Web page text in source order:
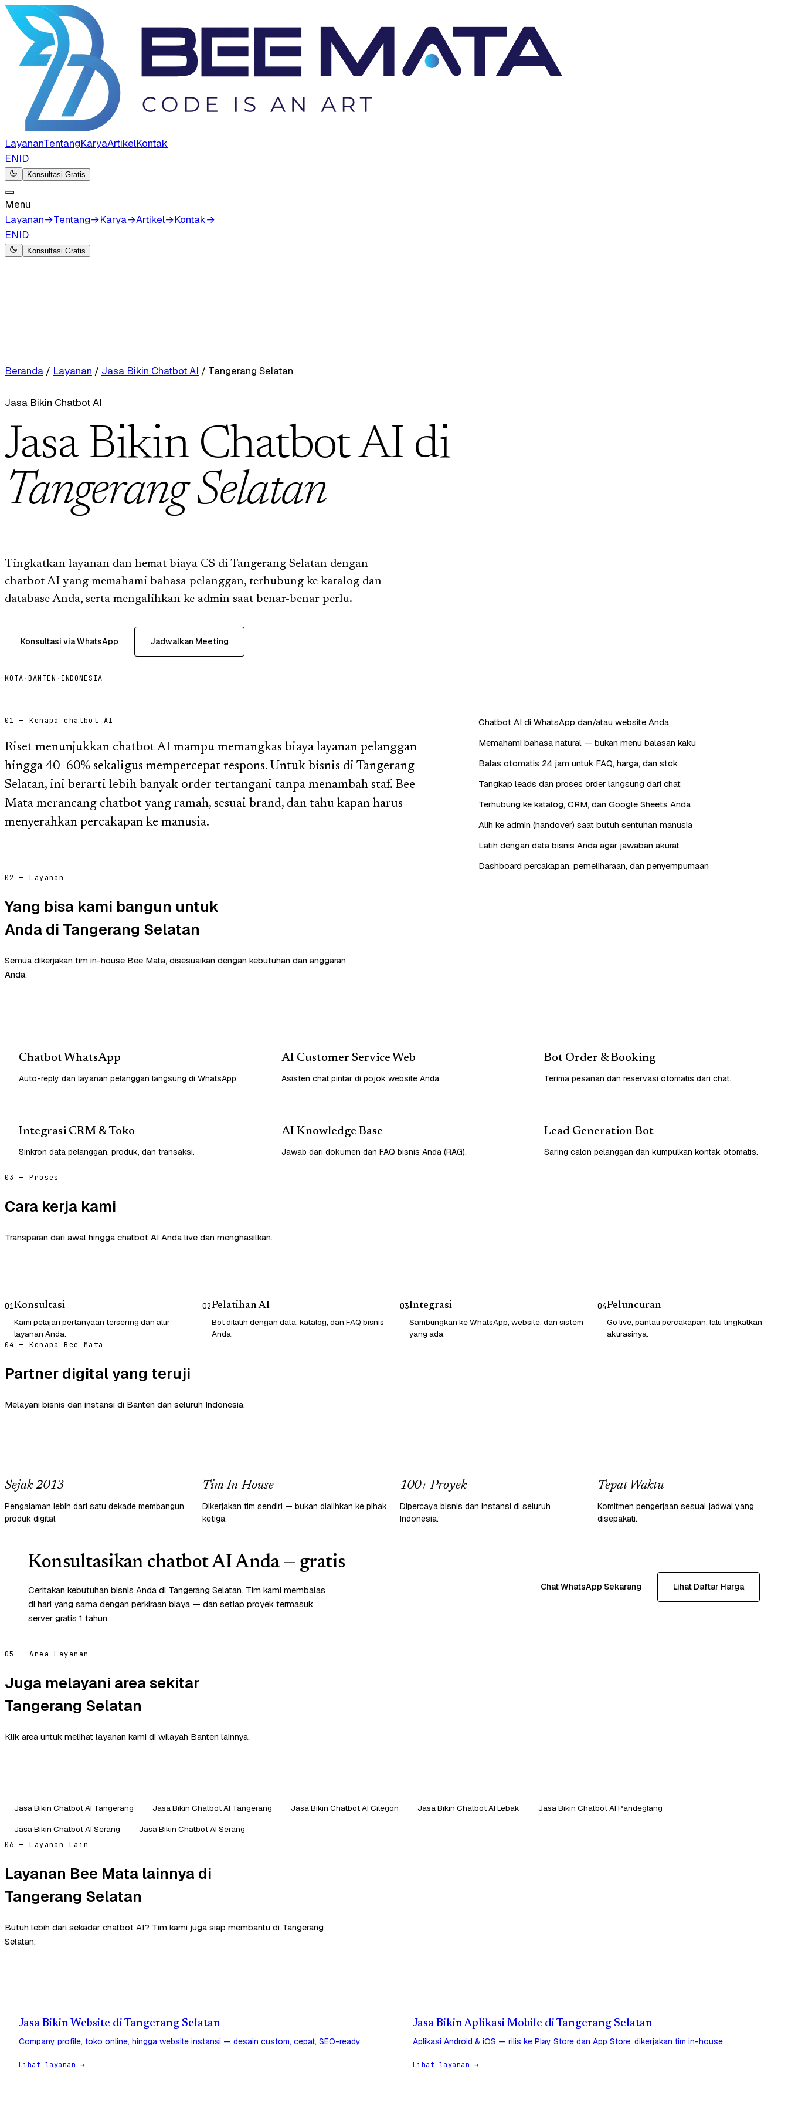
LayananTentangKaryaArtikelKontak
ENID
Konsultasi Gratis
Menu
Layanan→Tentang→Karya→Artikel→Kontak→
ENID
Konsultasi Gratis
Beranda / Layanan / Jasa Bikin Chatbot AI / Tangerang Selatan
Jasa Bikin Chatbot AI
Jasa Bikin Chatbot AI di
Tangerang Selatan
Tingkatkan layanan dan hemat biaya CS di Tangerang Selatan dengan
chatbot AI yang memahami bahasa pelanggan, terhubung ke katalog dan
database Anda, serta mengalihkan ke admin saat benar-benar perlu.
Konsultasi via WhatsApp Jadwalkan Meeting
KOTA ·BANTEN · INDONESIA
01 — Kenapa chatbot AI
Riset menunjukkan chatbot AI mampu memangkas biaya layanan pelanggan
hingga 40–60% sekaligus mempercepat respons. Untuk bisnis di Tangerang
Selatan, ini berarti lebih banyak order tertangani tanpa menambah staf. Bee
Mata merancang chatbot yang ramah, sesuai brand, dan tahu kapan harus
menyerahkan percakapan ke manusia.
Chatbot AI di WhatsApp dan/atau website Anda
Memahami bahasa natural — bukan menu balasan kaku
Balas otomatis 24 jam untuk FAQ, harga, dan stok
Tangkap leads dan proses order langsung dari chat
Terhubung ke katalog, CRM, dan Google Sheets Anda
Alih ke admin (handover) saat butuh sentuhan manusia
Latih dengan data bisnis Anda agar jawaban akurat
Dashboard percakapan, pemeliharaan, dan penyempurnaan
02 — Layanan
Yang bisa kami bangun untuk
Anda di Tangerang Selatan
Semua dikerjakan tim in-house Bee Mata, disesuaikan dengan kebutuhan dan anggaran
Anda.
Chatbot WhatsApp
Auto-reply dan layanan pelanggan langsung di WhatsApp.
AI Customer Service Web
Asisten chat pintar di pojok website Anda.
Bot Order & Booking
Terima pesanan dan reservasi otomatis dari chat.
Integrasi CRM & Toko
Sinkron data pelanggan, produk, dan transaksi.
AI Knowledge Base
Jawab dari dokumen dan FAQ bisnis Anda (RAG).
Lead Generation Bot
Saring calon pelanggan dan kumpulkan kontak otomatis.
03 — Proses
Cara kerja kami
Transparan dari awal hingga chatbot AI Anda live dan menghasilkan.
01Konsultasi
Kami pelajari pertanyaan tersering dan alur
layanan Anda.
02Pelatihan AI
Bot dilatih dengan data, katalog, dan FAQ bisnis
Anda.
03Integrasi
Sambungkan ke WhatsApp, website, dan sistem
yang ada.
04Peluncuran
Go live, pantau percakapan, lalu tingkatkan
akurasinya.
04 — Kenapa Bee Mata
Partner digital yang teruji
Melayani bisnis dan instansi di Banten dan seluruh Indonesia.
Sejak 2013
Pengalaman lebih dari satu dekade membangun
produk digital.
Tim In-House
Dikerjakan tim sendiri — bukan dialihkan ke pihak
ketiga.
100+ Proyek
Dipercaya bisnis dan instansi di seluruh
Indonesia.
Tepat Waktu
Komitmen pengerjaan sesuai jadwal yang
disepakati.
Konsultasikan chatbot AI Anda — gratis
Ceritakan kebutuhan bisnis Anda di Tangerang Selatan. Tim kami membalas
di hari yang sama dengan perkiraan biaya — dan setiap proyek termasuk
server gratis 1 tahun.
Chat WhatsApp Sekarang Lihat Daftar Harga
05 — Area Layanan
Juga melayani area sekitar
Tangerang Selatan
Klik area untuk melihat layanan kami di wilayah Banten lainnya.
Jasa Bikin Chatbot AI Tangerang Jasa Bikin Chatbot AI Tangerang Jasa Bikin Chatbot AI Cilegon Jasa Bikin Chatbot AI Lebak
Jasa Bikin Chatbot AI Pandeglang
Jasa Bikin Chatbot AI Serang
Jasa Bikin Chatbot AI Serang
06 — Layanan Lain
Layanan Bee Mata lainnya di
Tangerang Selatan
Butuh lebih dari sekadar chatbot AI? Tim kami juga siap membantu di Tangerang
Selatan.
Jasa Bikin Website di Tangerang Selatan
Company profile, toko online, hingga website instansi — desain custom, cepat, SEO-ready.
Lihat layanan →
Jasa Bikin Aplikasi Mobile di Tangerang Selatan
Aplikasi Android & iOS — rilis ke Play Store dan App Store, dikerjakan tim in-house.
Lihat layanan →